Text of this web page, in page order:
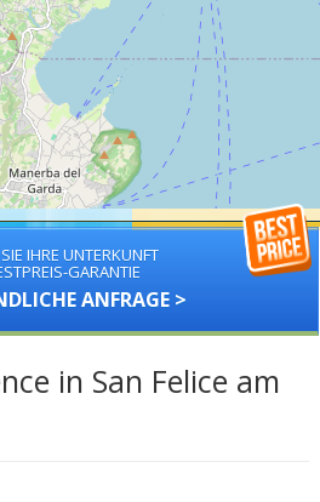
IHRE UNTERKUNFT
GARANTIE
ANFRAGE >
in San Felice am